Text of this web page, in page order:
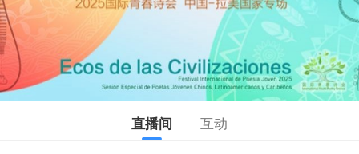
直播间 互动